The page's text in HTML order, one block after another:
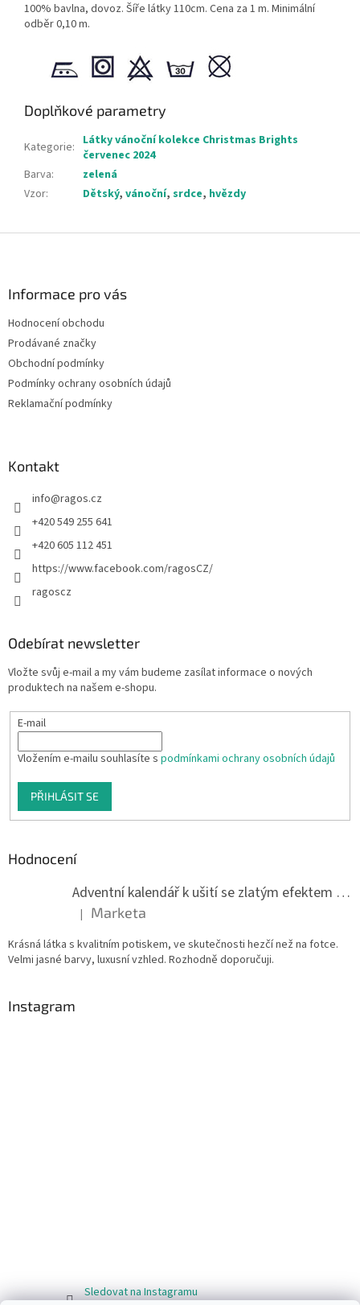
100% bavlna, dovoz. Šíře látky 110cm. Cena za 1 m. Minimální
odběr 0,10 m.
Doplňkové parametry
Kategorie: Látky vánoční kolekce Christmas Brights
červenec 2024
Barva:
zelená
Vzor: Dětský, vánoční, srdce, hvězdy
Informace pro vás
Hodnocení obchodu
Prodávané značky
Obchodní podmínky
Podmínky ochrany osobních údajů
Reklamační podmínky
Kontakt
info@ragos.cz
+420 549 255 641
+420 605 112 451
https://www.facebook.com/ragosCZ/
ragoscz
Odebírat newsletter
Vložte svůj e-mail a my vám budeme zasílat informace o nových
produktech na našem e-shopu.
E-mail
Vložením e-mailu souhlasíte s podmínkami ochrany osobních údajů
PŘIHLÁSIT SE
Hodnocení
Adventní kalendář k ušití se zlatým efektem 042Q
Hodnocení produktu je 5 z 5 hvězdiček.
| Marketa
Krásná látka s kvalitním potiskem, ve skutečnosti hezčí než na fotce.
Velmi jasné barvy, luxusní vzhled. Rozhodně doporučuji.
Instagram
Sledovat na Instagramu